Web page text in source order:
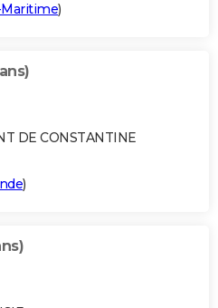
)
DE CONSTANTINE
)